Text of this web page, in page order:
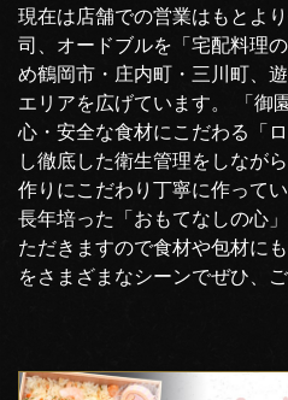
現在は店舗での営業はもとよ
司、オードブルを「宅配料理
め鶴岡市・庄内町・三川町、
エリアを広げています。 「御
心・安全な食材にこだわる「
し徹底した衛生管理をしなが
作りにこだわり丁寧に作ってい
長年培った「おもてなしの心
ただきますので食材や包材に
をさまざまなシーンでぜひ、